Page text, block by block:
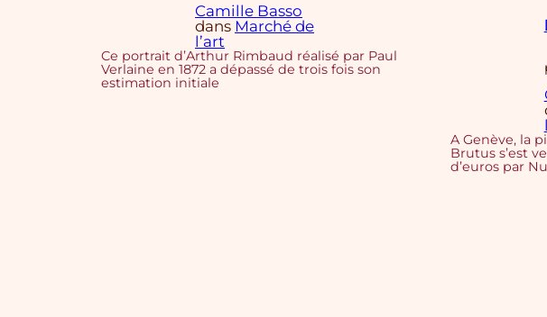
Camille Basso
dans Marché de
l’art
Ce portrait d’Arthur Rimbaud réalisé par Paul
Verlaine en 1872 a dépassé de trois fois son
estimation initiale
A Genève, la
Brutus s’est
d’euros par